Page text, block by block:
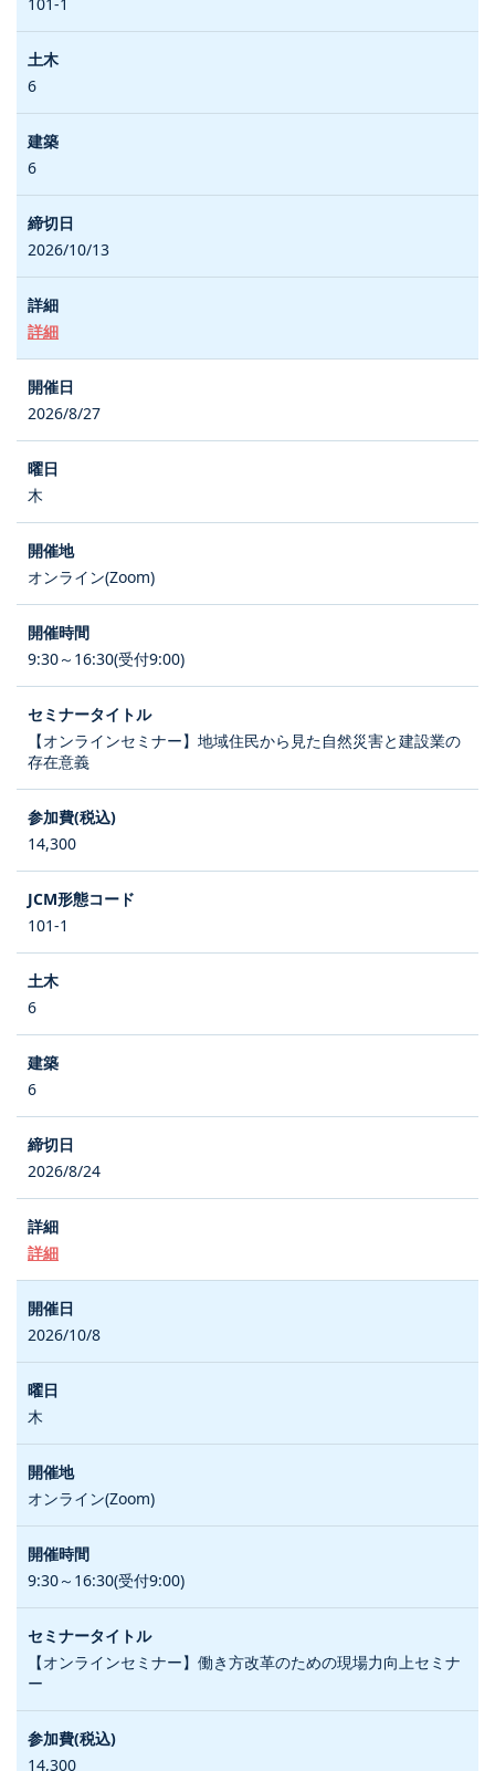
6
6
2026/10/13
詳細
2026/8/27
木
オンライン(Zoom)
9:30～16:30(受付9:00)
【オンラインセミナー】地域住民から見た自然災害と建設業の
存在意義
14,300
101-1
6
6
2026/8/24
詳細
2026/10/8
木
オンライン(Zoom)
9:30～16:30(受付9:00)
【オンラインセミナー】働き方改革のための現場力向上セミナ
ー
14,300